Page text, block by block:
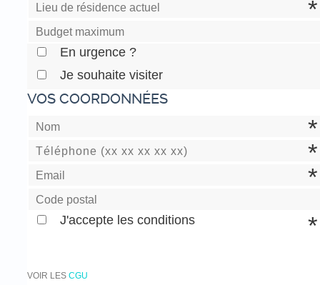
En urgence ?
Je souhaite visiter
VOS COORDONNÉES
J'accepte les conditions
VOIR LES CGU